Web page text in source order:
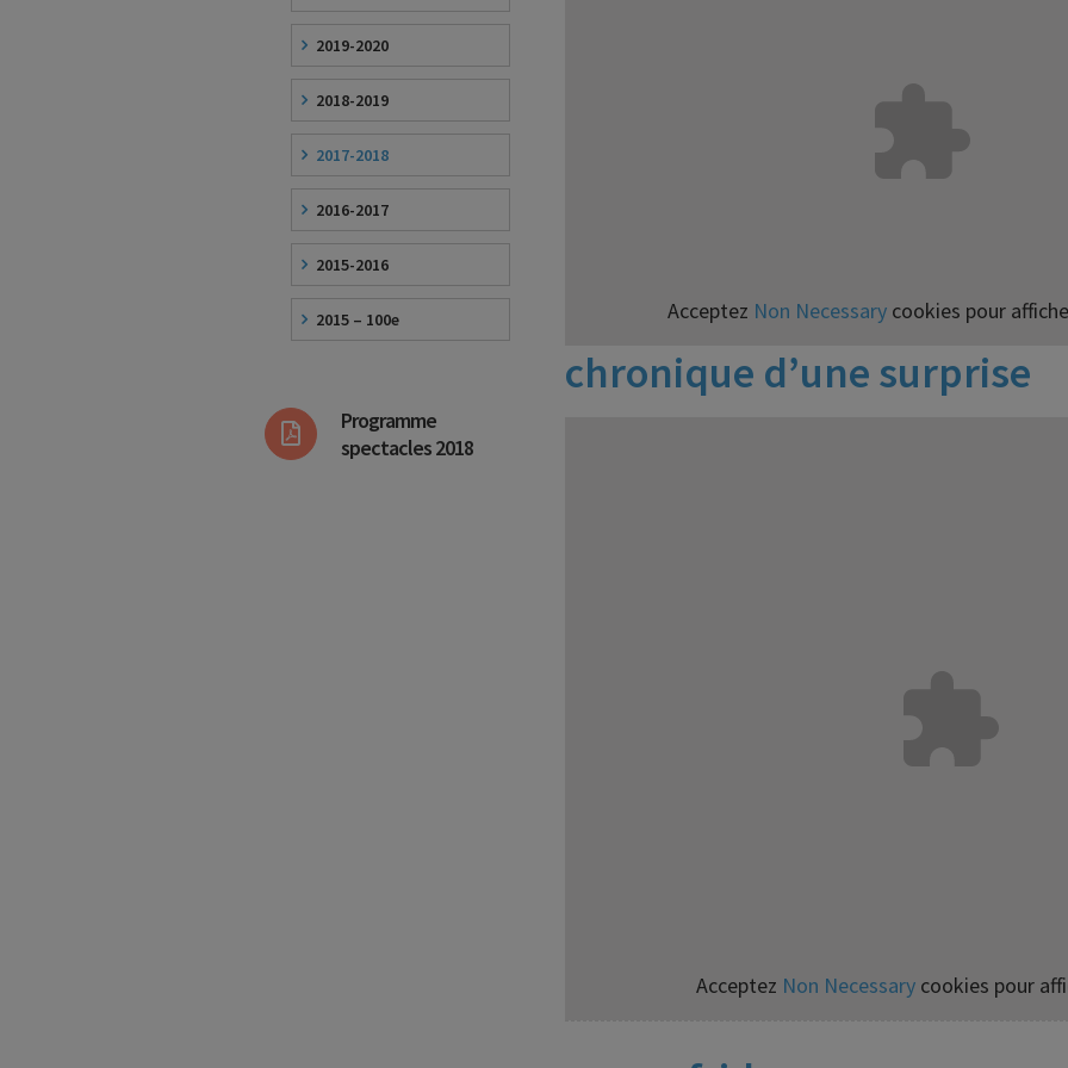
2019-2020
2018-2019
2017-2018
2016-2017
2015-2016
2015 – 100e
Programme
spectacles 2018
Acceptez Non Necessarycookies pour
chronique d’une surprise
Acceptez Non Necessarycookies pour